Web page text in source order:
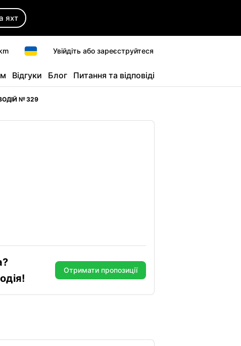
яхт
Увійдіть або зареєструйтеся
Відгуки Блог Питання та відповіді
№ 329
Отримати пропозиції